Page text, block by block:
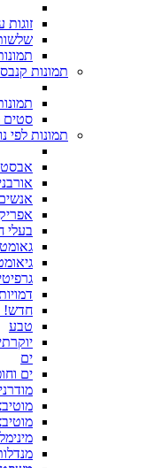
זוגות
תמונות קנבס
סטים
תמונות לפי
בעלי
חדש!
טבע
ים
ים
מודרני